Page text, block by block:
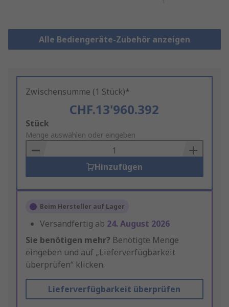
Alle Bediengeräte-Zubehör anzeigen
Zwischensumme (1 Stück)*
CHF.13'960.392
Add
to
Basket
Stück
Menge auswählen oder eingeben
Hinzufügen
Beim Hersteller auf Lager
Versandfertig ab 24. August 2026
Sie benötigen mehr? Benötigte Menge
eingeben und auf „Lieferverfügbarkeit
überprüfen“ klicken.
Lieferverfügbarkeit überprüfen